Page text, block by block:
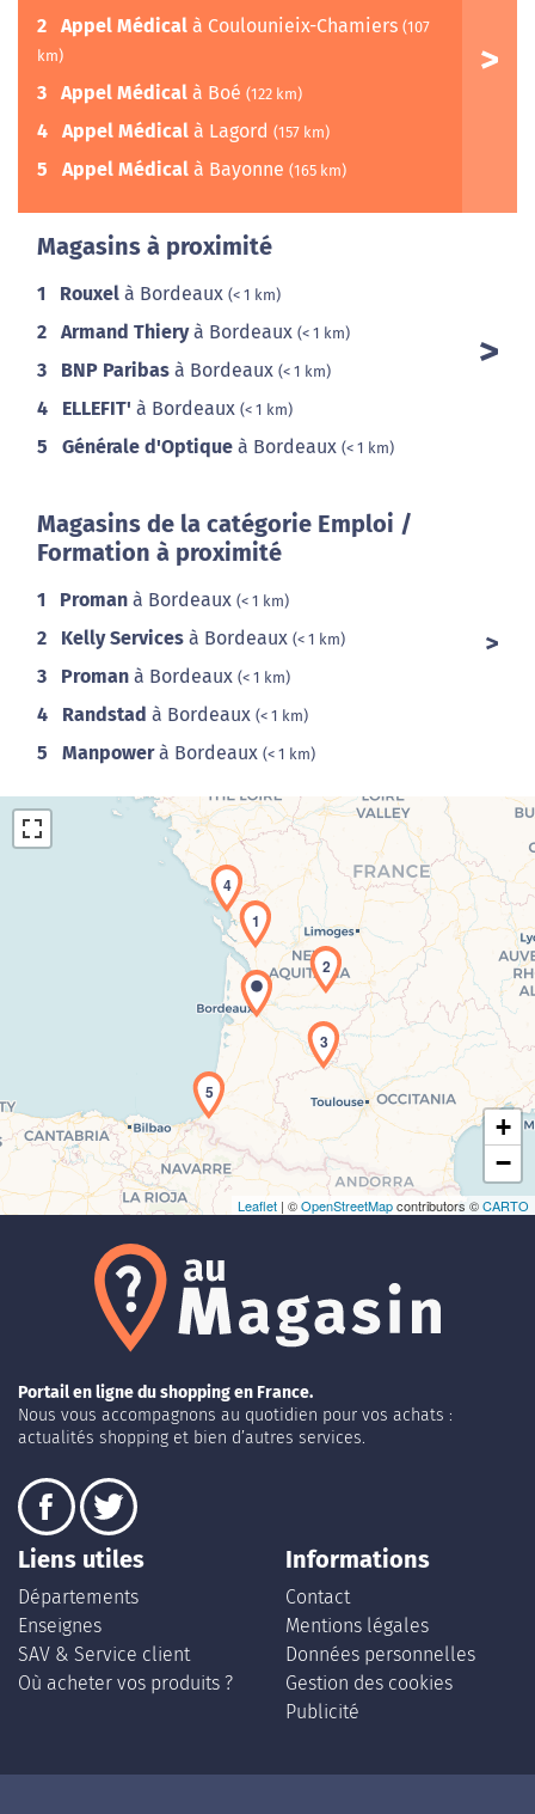
2 Appel Médical à Coulounieix-Chamiers (107
km)
3 Appel Médical à Boé (122 km)
4 Appel Médical à Lagord (157 km)
5 Appel Médical à Bayonne (165 km)
Magasins à proximité
1 Rouxel à Bordeaux (< 1 km)
2 Armand Thieryà Bordeaux (< 1 km)
3 BNP Paribas à Bordeaux (< 1 km)
4 ELLEFIT' à Bordeaux (< 1 km)
5 Générale d'Optique à Bordeaux (< 1 km)
Magasins de la catégorie Emploi /
Formation à proximité
1 Proman à Bordeaux (< 1 km)
2 Kelly Services à Bordeaux (< 1 km)
3 Proman à Bordeaux (< 1 km)
4 Randstad à Bordeaux (< 1 km)
5 Manpowerà Bordeaux (< 1 km)
Chargement de la carte en cours...
1
2
3
4
5
+
−
Leaflet | ©OpenStreetMapcontributors ©CARTO
Portail en ligne du shopping en France.
Nous vous accompagnons au quotidien pour vos achats :
actualités shopping et bien d’autres services.
Liens utiles
Départements
Enseignes
SAV & Service client
Où acheter vos produits ?
Informations
Contact
Mentions légales
Données personnelles
Gestion des cookies
Publicité